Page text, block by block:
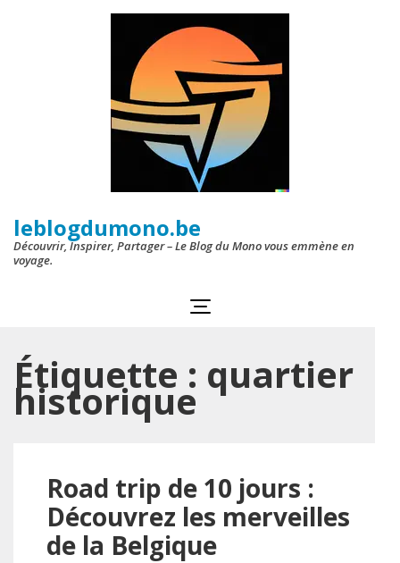
leblogdumono.be
Découvrir, Inspirer, Partager – Le Blog du Mono vous emmène en
voyage.
Étiquette : quartier
historique
Road trip de 10 jours :
Découvrez les merveilles
de la Belgique